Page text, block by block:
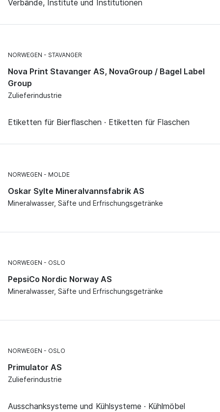
Verbände, Institute und Institutionen
NORWEGEN STAVANGER
Nova Print Stavanger AS, NovaGroup / Bagel Label
Group
Zulieferindustrie
Etiketten für Bierflaschen · Etiketten für Flaschen
NORWEGEN MOLDE
Oskar Sylte Mineralvannsfabrik AS
Mineralwasser, Säfte und Erfrischungsgetränke
NORWEGEN OSLO
PepsiCo Nordic Norway AS
Mineralwasser, Säfte und Erfrischungsgetränke
NORWEGEN OSLO
Primulator AS
Zulieferindustrie
Ausschanksysteme und Kühlsysteme · Kühlmöbel